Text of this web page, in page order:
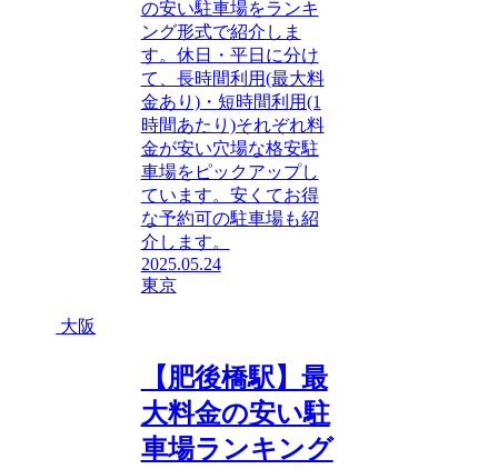
の安い駐車場をランキ
ング形式で紹介しま
す。休日・平日に分け
て、長時間利用(最大料
金あり)・短時間利用(1
時間あたり)それぞれ料
金が安い穴場な格安駐
車場をピックアップし
ています。安くてお得
な予約可の駐車場も紹
介します。
2025.05.24
東京
大阪
【肥後橋駅】最
大料金の安い駐
車場ランキング